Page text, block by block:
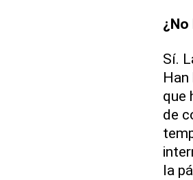
Sí.
que
de
la